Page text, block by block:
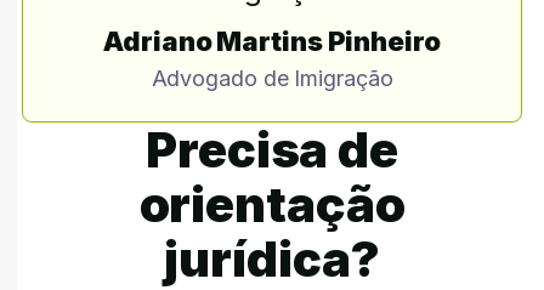
Adriano Martins Pinheiro
Advogado de Imigração
Precisa de
orientação
jurídica?